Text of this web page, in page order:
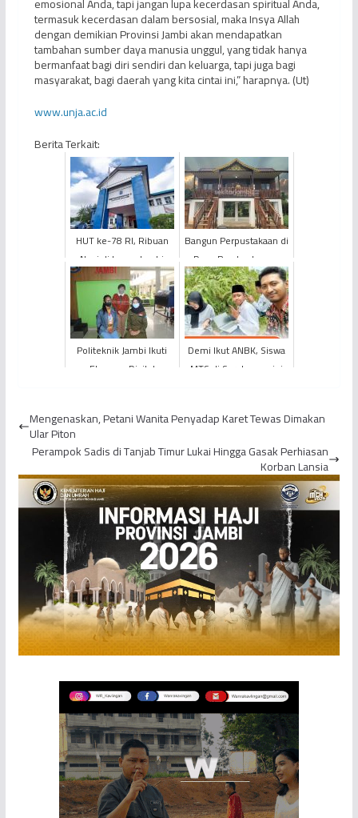
termasuk kecerdasan dalam bersosial, maka Insya Allah
dengan demikian Provinsi Jambi akan mendapatkan
tambahan sumber daya manusia unggul, yang tidak hanya
bermanfaat bagi diri sendiri dan keluarga, tapi juga bagi
masyarakat, bagi daerah yang kita cintai ini,” harapnya. (Ut)
www.unja.ac.id
Berita Terkait:
HUT ke-78 RI, Ribuan
Napi di Lapas Jambi
Peroleh Usulan Remisi
Bangun Perpustakaan di
Desa Pandan Lagan,
PetroChina bersama
Pemdes Gaungkan
Semangat...
Politeknik Jambi Ikuti
Ekspose Digital
Demi Ikut ANBK, Siswa
MTS di Sarolangun ini
K...
Mengenaskan, Petani Wanita Penyadap Karet Tewas Dimakan
Ular Piton
Perampok Sadis di Tanjab Timur Lukai Hingga Gasak Perhiasan
Korban Lansia